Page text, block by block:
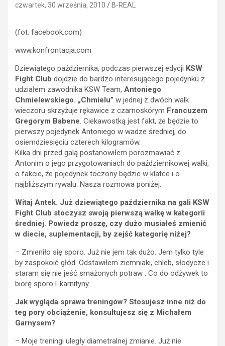
czwartek, 30 września, 2010 B-REAL
(fot. facebook.com)
www.konfrontacja.com
Dziewiątego października, podczas pierwszej edycji KSW
Fight Club dojdzie do bardzo interesującego pojedynku z
udziałem zawodnika KSW Team, Antoniego
Chmielewskiego. „Chmielu” w jednej z dwóch walk
wieczoru skrzyżuje rękawice z czarnoskórym Francuzem
Gregorym Babene. Ciekawostką jest fakt, że będzie to
pierwszy pojedynek Antoniego w wadze średniej, do
osiemdziesięciu czterech kilogramów.
Kilka dni przed galą postanowiłem porozmawiać z
Antonim o jego przygotowaniach do październikowej walki,
o fakcie, że pojedynek toczony będzie w klatce i o
najbliższym rywalu. Nasza rozmowa poniżej.
Witaj Antek. Już dziewiątego października na gali KSW
Fight Club stoczysz swoją pierwszą walkę w kategorii
średniej. Powiedz proszę, czy dużo musiałeś zmienić
w diecie, suplementacji, by zejść kategorię niżej?
– Zmieniło się sporo. Już nie jem tak dużo. Jem tylko tyle
by zaspokoić głód. Odstawiłem ziemniaki, chleb, słodycze i
staram się nie jeść smażonych potraw . Co do odżywek to
biorę sporo l-karnityny.
Jak wygląda sprawa treningów? Stosujesz inne niż do
teg pory obciążenie, konsultujesz się z Michałem
Garnysem?
– Moje treningi uległy diametralnej zmianie. Już nie